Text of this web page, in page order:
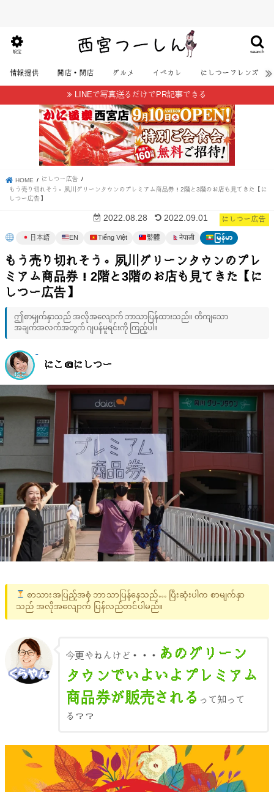
search
設定
情報提供 開店・閉店 グルメ イベカレ にしつーフレンズ
LINEで写真送るだけでPR記事できる
HOME にしつー広告
もう売り切れそう。夙川グリーンタウンのプレミアム商品券！2階と3階のお店も見てきた【に
しつー広告】
にしつー広告
2022.08.28 2022.09.01
日本語 EN Tiếng Việt 繁體 नेपाली မြန်မာ
もう売り切れそう。夙川グリーンタウンのプレ
ミアム商品券！2階と3階のお店も見てきた【に
しつー広告】
ဤစာမျက်နှာသည် အလိုအလျောက် ဘာသာပြန်ထားသည်။ တိကျသော
အချက်အလက်အတွက် ဂျပန်မူရင်းကို ကြည့်ပါ။
にこ＠にしつー
စာသားအပြည့်အစုံ ဘာသာပြန်နေသည်… ပြီးဆုံးပါက စာမျက်နှာ
သည် အလိုအလျောက် ပြန်လည်တင်ပါမည်။
今更やねんけど・・・ あのグリーン
タウンでいよいよプレミアム
商品券が販売される って知って
る？？